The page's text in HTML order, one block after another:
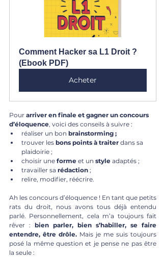
Comment Hacker sa L1 Droit ?
(Ebook PDF)
Acheter
Pour arriver en finale et gagner un concours
d’éloquence, voici des conseils à suivre :
réaliser un bon brainstorming ;
trouver les bons points à traiter dans sa
plaidoirie ;
choisir une forme et un style adaptés ;
travailler sa rédaction ;
relire, modifier, réécrire.
Ah les concours d’éloquence ! En tant que petits
rats du droit, nous avons tous déjà entendu
parlé. Personnellement, cela m’a toujours fait
rêver : bien parler, bien s’habiller, se faire
entendre, être drôle. Mais je me suis toujours
posé la même question et je pense ne pas être
la seule :